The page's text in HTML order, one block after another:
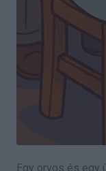
Egy orvos és egy